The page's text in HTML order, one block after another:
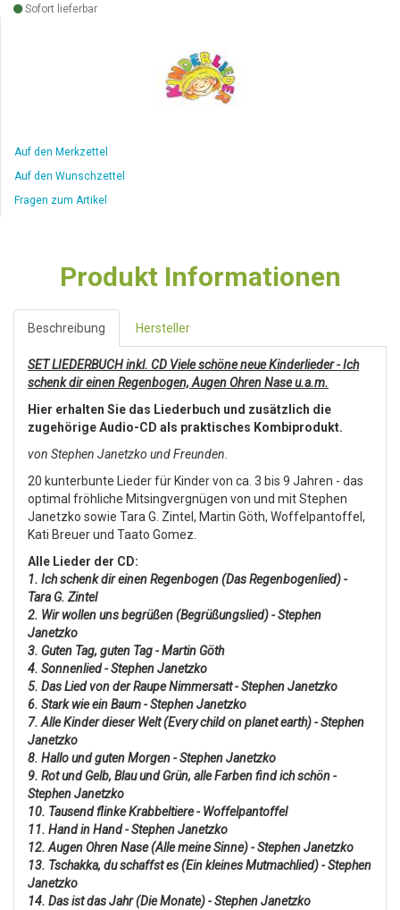
Sofort lieferbar
Auf den Merkzettel
Auf den Wunschzettel
Fragen zum Artikel
Produkt Informationen
Beschreibung Hersteller
SET LIEDERBUCH inkl. CD Viele schöne neue Kinderlieder - Ich
schenk dir einen Regenbogen, Augen Ohren Nase u.a.m.
Hier erhalten Sie das Liederbuch und zusätzlich die
zugehörige Audio-CD als praktisches Kombiprodukt.
von Stephen Janetzko und Freunden.
20 kunterbunte Lieder für Kinder von ca. 3 bis 9 Jahren - das
optimal fröhliche Mitsingvergnügen von und mit Stephen
Janetzko sowie Tara G. Zintel, Martin Göth, Woffelpantoffel,
Kati Breuer und Taato Gomez.
Alle Lieder der CD:
1. Ich schenk dir einen Regenbogen (Das Regenbogenlied) -
Tara G. Zintel
2. Wir wollen uns begrüßen (Begrüßungslied) - Stephen
Janetzko
3. Guten Tag, guten Tag - Martin Göth
4. Sonnenlied- Stephen Janetzko
5. Das Lied von der Raupe Nimmersatt- Stephen Janetzko
6. Stark wie ein Baum- Stephen Janetzko
7. Alle Kinder dieser Welt (Every child on planet earth)- Stephen
Janetzko
8. Hallo und guten Morgen- Stephen Janetzko
9. Rot und Gelb, Blau und Grün, alle Farben find ich schön-
Stephen Janetzko
10. Tausend flinke Krabbeltiere - Woffelpantoffel
11. Hand in Hand- Stephen Janetzko
12. Augen Ohren Nase (Alle meine Sinne)- Stephen Janetzko
13. Tschakka, du schaffst es (Ein kleines Mutmachlied)- Stephen
Janetzko
14. Das ist das Jahr (Die Monate)- Stephen Janetzko